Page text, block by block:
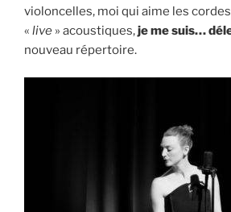
violoncelles, moi qui aime les
« live » acoustiques,je me suis…
nouveau répertoire.